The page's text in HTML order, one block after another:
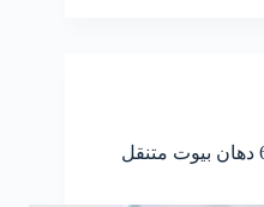
صباغ الخيران رخيص 66225922 دهان بيوت متنقل